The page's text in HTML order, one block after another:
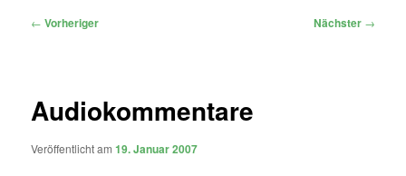
Beitragsnavigation
← Vorheriger Nächster →
Audiokommentare
Veröffentlicht am19. Januar 2007